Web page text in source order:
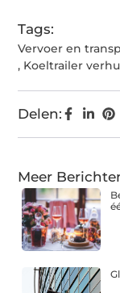
Tags:
Vervoer en
, Koeltrailer
Delen:
Meer